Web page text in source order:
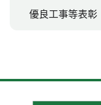
優良工事等表彰